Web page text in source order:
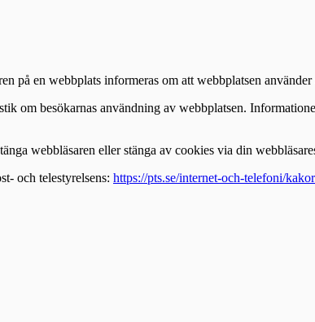
på en webbplats informeras om att webbplatsen
om besökarnas användning av webbplatsen.
webbläsaren eller stänga av cookies via din
och telestyrelsens: https://pts.se/internet-och-telefoni/